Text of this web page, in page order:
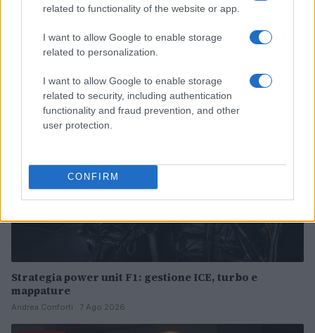
related to functionality of the website or app.
I want to allow Google to enable storage
related to personalization.
I want to allow Google to enable storage
related to security, including authentication
functionality and fraud prevention, and other
user protection.
CONFIRM
ed estintore a bordo
Ilaria Mauri · 7 Ago 2026
MOTORI
Strategia power unit F1: gestione ICE, turbo e
mappature
Andrea Conforti · 7 Ago 2026